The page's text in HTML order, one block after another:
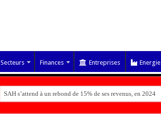
Secteurs Finances Entreprises Energie
SAH s’attend à un rebond de 15% de ses revenus, en 2024